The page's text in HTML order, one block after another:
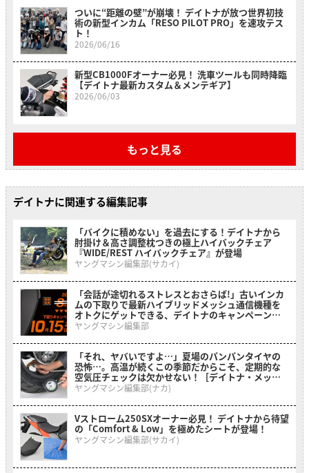
ついに“距離の壁”が崩壊！ デイトナが放つ世界初技
術の新型インカム「RESO PILOT PRO」を速攻テス
ト！
2026/06/16
新型CB1000Fオーナー必見！ 洗車ツールも同時降臨
【デイトナ最新カスタム＆メンテギア】
2026/06/03
もっと見る
デイトナに関連する編集記事
「バイクに積めない」を過去にする！デイトナから
肘掛け＆高さ調整枕つきの極上ハイバックチェア
『WIDE/REST ハイバックチェア』が登場
ヤングマシン編集部(サカイ)
「会話が途切れるストレスとおさらば!」古いインカ
ムの下取りで最新ハイブリッドメッシュ通信機種を
オトクにゲットできる、デイトナのキャンペーンが
開催中
ヤングマシン編集部
「それ、ヤバいですよ…」夏場のパンパンタイヤの
恐怖…。高温が続くこの季節だからこそ、定期的な
空気圧チェックは欠かせない！［デイトナ・メッシ
ュホース付きエアゲージ デプスゲージ付き］
ヤングマシン編集部(ナカ)
Vストローム250SXオーナー必見！ デイトナから待望
の「Comfort & Low」を極めたシートが登場！
ヤングマシン編集部(サカイ)